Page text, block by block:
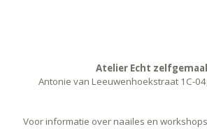
Atelier Echt
Antonie van Leeuwenhoekstraat 1C-
Voor informatie over naailes en